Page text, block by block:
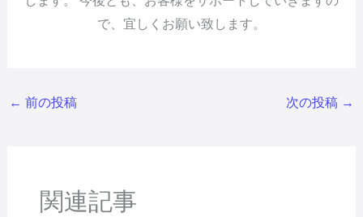
で、宜しくお願い致します。
← 前の投稿 次の投稿 →
関連記事